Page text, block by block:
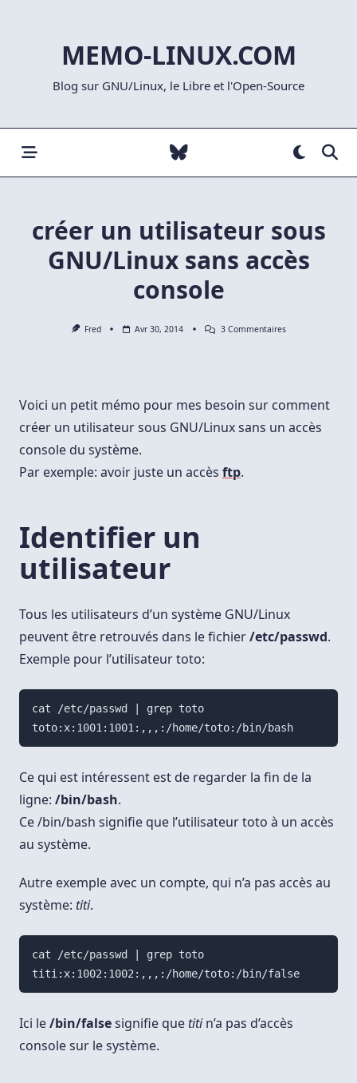
MEMO-LINUX.COM
Blog sur GNU/Linux, le Libre et l'Open-Source
créer un utilisateur sous
GNU/Linux sans accès
console
Fred Avr 30, 2014 3 CommentairesSur
Sans
Accès
Console
Voici un petit mémo pour mes besoin sur comment
créer un utilisateur sous GNU/Linux sans un accès
console du système.
Par exemple: avoir juste un accès ftp.
Identifier un
utilisateur
Tous les utilisateurs d’un système GNU/Linux
peuvent être retrouvés dans le fichier/etc/passwd.
Exemple pour l’utilisateur toto:
cat /etc/passwd | grep toto
toto:x:1001:1001:,,,:/home/toto:/bin/bash
Ce qui est intéressent est de regarder la fin de la
ligne: /bin/bash.
Ce /bin/bash signifie que l’utilisateur toto à un accès
au système.
Autre exemple avec un compte, qui n’a pas accès au
système: titi.
cat /etc/passwd | grep toto
titi:x:1002:1002:,,,:/home/toto:/bin/false
Ici le/bin/falsesignifie que titin’a pas d’accès
console sur le système.